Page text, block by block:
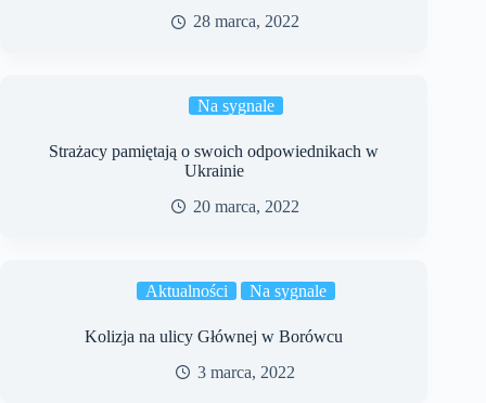
28 marca, 2022
Na sygnale
Strażacy pamiętają o swoich odpowiednikach w
Ukrainie
20 marca, 2022
Aktualności Na sygnale
Kolizja na ulicy Głównej w Borówcu
3 marca, 2022